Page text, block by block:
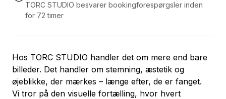
TORC STUDIO besvarer bookingforespørgsler inden
for 72 timer
Hos TORC STUDIO handler det om mere end bare
billeder. Det handler om stemning, æstetik og
øjeblikke, der mærkes – længe efter, de er fanget.
Vi tror på den visuelle fortælling, hvor hvert